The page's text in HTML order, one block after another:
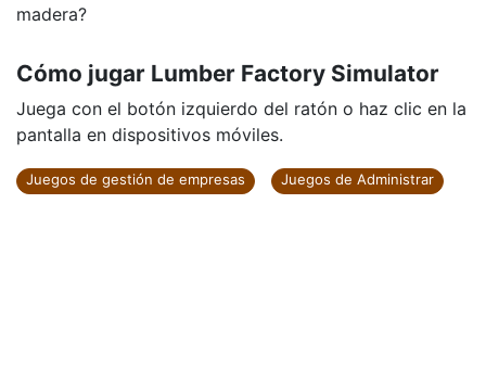
madera?
Cómo jugar Lumber Factory Simulator
Juega con el botón izquierdo del ratón o haz clic en la
pantalla en dispositivos móviles.
Juegos de gestión de empresas Juegos de Administrar